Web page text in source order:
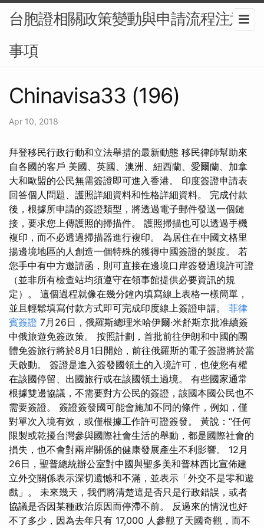
台胞證相關政策變動與申請流程注意
事項
Chinavisa33 (196)
Apr 10, 2018
拜登移民行政行動和立法舉措的最新動態 移民律師幫助來
自各國的客戶 美國、英國、澳洲、紐西蘭、愛爾蘭、加拿
大和歐盟的公民無需簽證即可進入香港。 印度簽證申請表
回答個人問題、護照詳細資料和性格詳細資料。 完成付款
後，根據所申請的簽證類型，將透過電子郵件發送一個鏈
接，要求您上傳護照的掃描件。 護照掃描也可以透過手機
複印，而不必透過掃描器進行複印。 為居住在中國文格里
揚邊境地區的人創造一個特殊的獲得中國簽證的製度。 若
您手中有中方邀請函，則可直接在邊境口岸簽發過境許可證
（並非所有檢查站均須遵守在領事館提供必要資訊的規
定）。 這個過程就像在幾分鐘內填寫線上表格一樣簡單，
並且輕鬆填寫付款方式即可完成印度線上簽證申請。 菲律
賓簽證 7月26日，俄羅斯總理米哈伊爾·米舒斯京批准續簽
中俄旅遊免簽政策。 按照計劃，首批前往伊朗和中國的團
體免簽旅行將於8月1日開始，前往俄羅斯的電子簽證將於當
天啟動。 簽證是進入簽發國領土的入境許可，也使您有權
在該國停留、出國旅行或在該國領土過境。 有些國家通常
根據雙邊協議，不需要對方公民的簽證，該國本國公民也不
需要簽證。 簽證簽發國可能會施加不同的條件，例如，僅
對單次入境有效，或僅根據工作許可證簽發。 黃說：“任何
限製或乾擾台灣參與國際社會生活的舉動，都是國際社會的
損失，也不會對兩岸關係的健康發展產生不利影響。 12月
26日，聖普總統辦公室對中國與聖多美和普林西比宣佈建
立外交關係表示深切遺憾和不滿，並表示「外交不是零和遊
戲」。 未來幾天，我們將清楚這是否只是行政錯誤，或者
協議是否因某種政治原因而停滯不前。 反過來的情況也好
不了多少，因為去年只有 17,000 人參觀了天國奇觀，而不